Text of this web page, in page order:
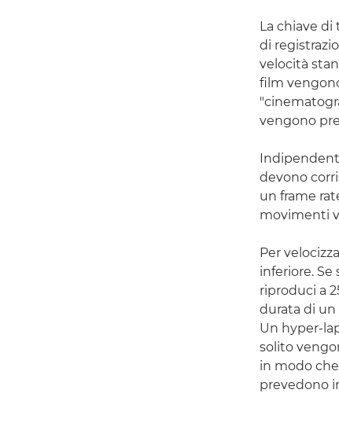
La chiave
di
velocità
film
vengono
devono
un frame
movimenti
Per
inferiore.
riproduci a
durata di un
Un hyper-
solito
in modo
prevedono